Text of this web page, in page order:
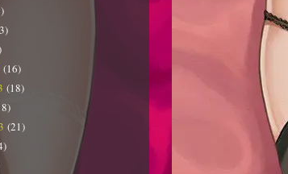
(16)
(18)
(21)